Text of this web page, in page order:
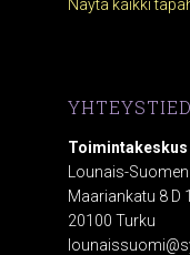
Näytä kaikki
Toimintakeskus
Lounais-
Maariankatu 8 D
20100 Turku